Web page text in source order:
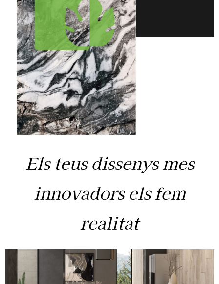
Els teus dissenys mes
innovadors els fem
realitat